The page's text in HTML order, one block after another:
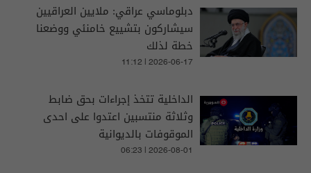
دبلوماسي عراقي: ملايين العراقيين
سيشاركون بتشييع خامنئي ووضعنا
خطة لذلك
11:12 | 2026-06-17
الداخلية تتخذ إجراءات بحق ضابط
وثلاثة منتسبين اعتدوا على احدى
الموقوفات بالديوانية
06:23 | 2026-08-01